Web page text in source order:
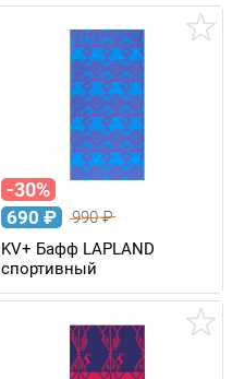
-30%
690 ₽ 990₽
KV+ Бафф LAPLAND
спортивный